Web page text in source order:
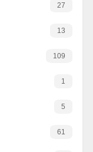
27
13
109
1
5
61